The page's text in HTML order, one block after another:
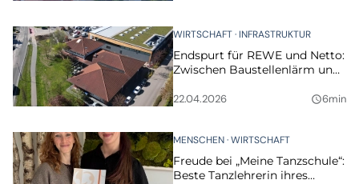
WIRTSCHAFT INFRASTRUKTUR
Endspurt für REWE und Netto:
Zwischen Baustellenlärm und
22.04.2026 query_builder6min
MENSCHEN WIRTSCHAFT
Freude bei „Meine Tanzschule“:
Beste Tanzlehrerin ihres